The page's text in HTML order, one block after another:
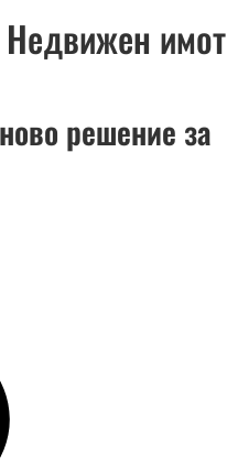
Недвижен имот
решение за